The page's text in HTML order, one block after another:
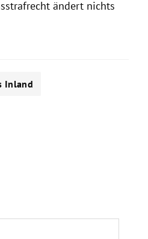
ändert nichts
Inland